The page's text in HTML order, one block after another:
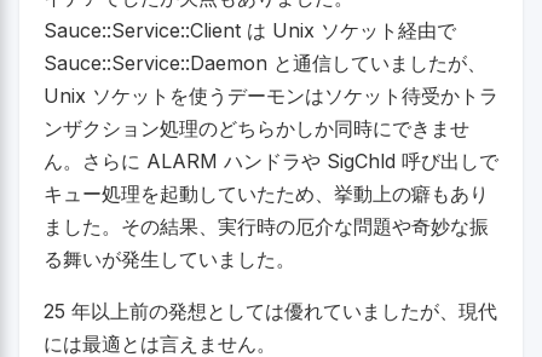
Sauce::Service::Client は Unix ソケット経由で
Sauce::Service::Daemon と通信していましたが、
Unix ソケットを使うデーモンはソケット待受かトラ
ンザクション処理のどちらかしか同時にできませ
ん。さらに ALARM ハンドラや SigChld 呼び出しで
キュー処理を起動していたため、挙動上の癖もあり
ました。その結果、実行時の厄介な問題や奇妙な振
る舞いが発生していました。
25 年以上前の発想としては優れていましたが、現代
には最適とは言えません。